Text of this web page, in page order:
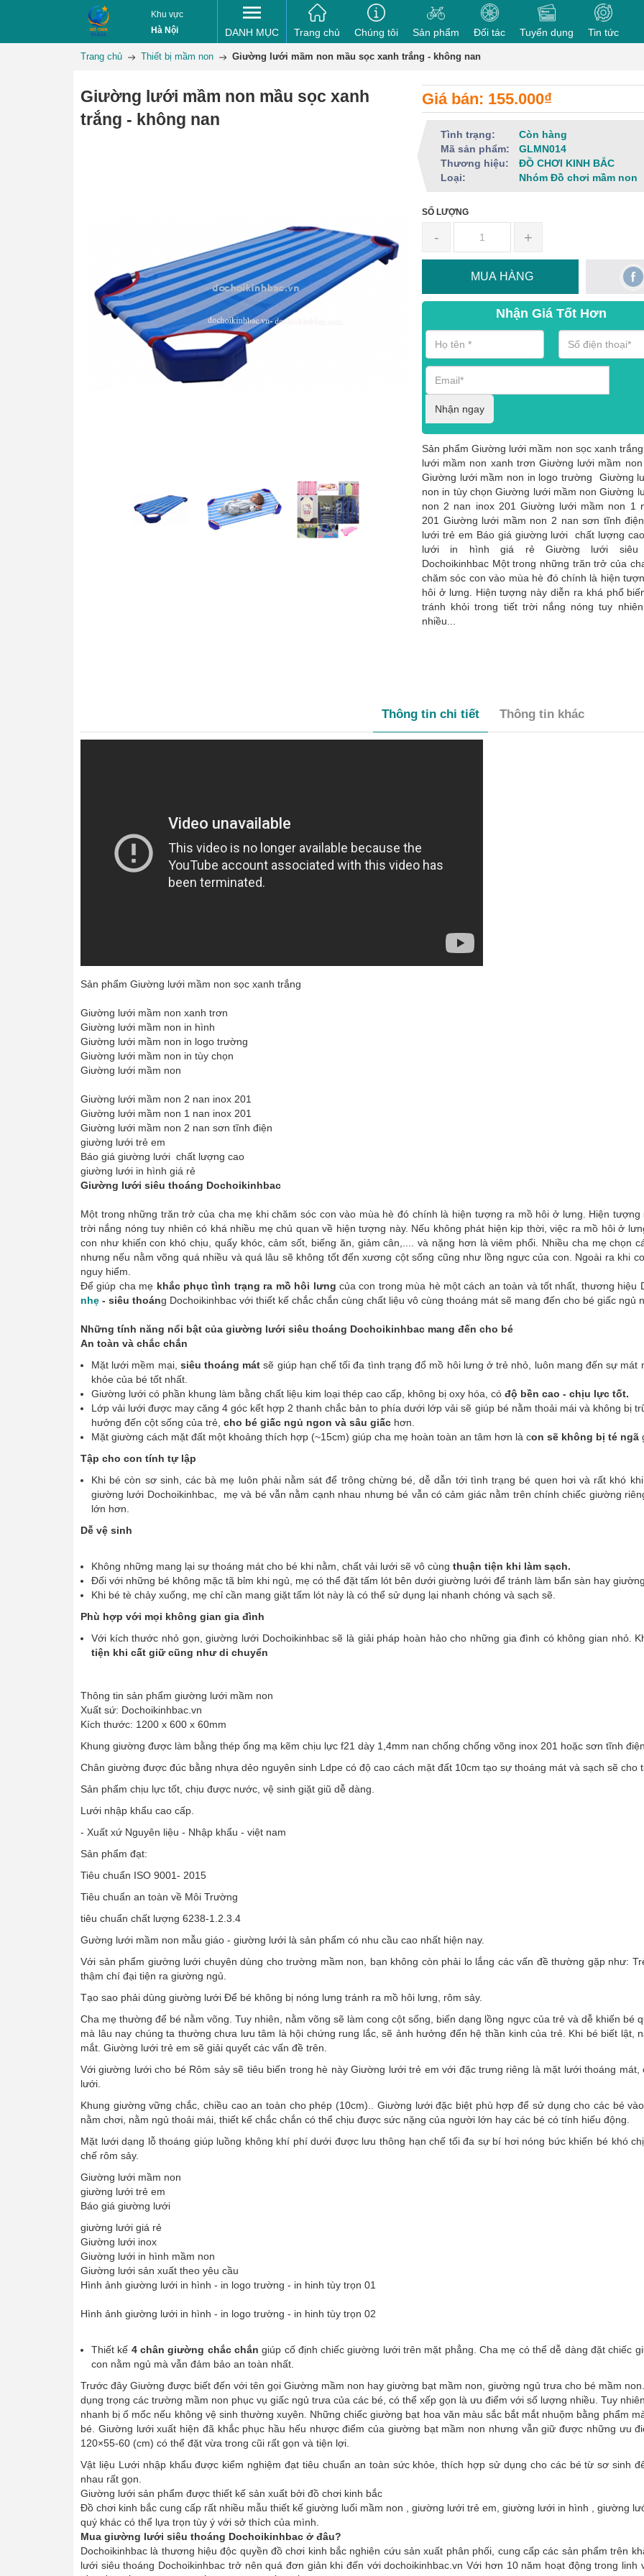
Khu vực
Hà Nội
DANH MỤC Trang chủ Chúng tôi Sản phẩm Đối tác Tuyển dụng Tin tức
Trang chủ Thiết bị mầm non Giường lưới mầm non mầu sọc xanh trắng - không nan
Giường lưới mầm non mầu sọc xanh
trắng - không nan
Giá bán: 155.000₫
Tình trạng:
Còn hàng
Mã sản phẩm:
GLMN014
Thương hiệu:
ĐỒ CHƠI KINH BẮC
Loại:
Nhóm Đồ chơi mầm non
SỐ LƯỢNG
- +
MUA HÀNG
Nhận Giá Tốt Hơn
Nhận ngay
Sản phẩm Giường lưới mầm non sọc xanh
lưới mầm non xanh trơn Giường lưới mầm
Giường lưới mầm non in logo trường Giường
non in tùy chọn Giường lưới mầm non Giường
non 2 nan inox 201 Giường lưới mầm non 1
201 Giường lưới mầm non 2 nan sơn tĩnh
lưới trẻ em Báo giá giường lưới chất lượng
lưới in hình giá rẻ Giường lưới siêu
Dochoikinhbac Một trong những trăn trở của
chăm sóc con vào mùa hè đó chính là hiện
hôi ở lưng. Hiện tượng này diễn ra khá phổ
tránh khỏi trong tiết trời nắng nóng tuy
nhiều...
Thông tin chi tiết Thông tin khác
Sản phẩm Giường lưới mầm non sọc xanh trắng
Giường lưới mầm non xanh trơn
Giường lưới mầm non in hình
Giường lưới mầm non in logo trường
Giường lưới mầm non in tùy chọn
Giường lưới mầm non
Giường lưới mầm non 2 nan inox 201
Giường lưới mầm non 1 nan inox 201
Giường lưới mầm non 2 nan sơn tĩnh điện
giường lưới trẻ em
Báo giá giường lưới chất lượng cao
giường lưới in hình giá rẻ
Giường lưới siêu thoáng Dochoikinhbac
Một trong những trăn trở của cha mẹ khi chăm sóc con vào mùa hè đó chính là hiện tượng ra mồ hôi ở lưng. Hiện
trời nắng nóng tuy nhiên có khá nhiều mẹ chủ quan về hiện tượng này. Nếu không phát hiện kịp thời, việc ra mồ hôi ở
con như khiến con khó chịu, quấy khóc, cảm sốt, biếng ăn, giảm cân,.... và nặng hơn là viêm phổi. Nhiều cha mẹ chọn
nhưng nếu nằm võng quá nhiều và quá lâu sẽ không tốt đến xương cột sống cũng như lồng ngực của con. Ngoài ra khi
nguy hiểm.
Để giúp cha mẹ khắc phục tình trạng ra mồ hôi lưng của con trong mùa hè một cách an toàn và tốt nhất, thương
nhẹ - siêu thoáng Dochoikinhbac với thiết kế chắc chắn cùng chất liệu vô cùng thoáng mát sẽ mang đến cho bé giấc ngủ
Những tính năng nổi bật của giường lưới siêu thoáng Dochoikinhbac mang đến cho bé
An toàn và chắc chắn
Mặt lưới mềm mại, siêu thoáng mátsẽ giúp hạn chế tối đa tình trạng đổ mồ hôi lưng ở trẻ nhỏ, luôn mang đến sự
khỏe của bé tốt nhất.
Giường lưới có phần khung làm bằng chất liệu kim loại thép cao cấp, không bị oxy hóa, có độ bền cao - chịu lực tốt.
Lớp vải lưới được may căng 4 góc kết hợp 2 thanh chắc bản to phía dưới lớp vải sẽ giúp bé nằm thoải mái và không bị
hưởng đến cột sống của trẻ, cho bé giấc ngủ ngon và sâu giấc hơn.
Mặt giường cách mặt đất một khoảng thích hợp (~15cm) giúp cha mẹ hoàn toàn an tâm hơn là con sẽ không bị té ngã
Tập cho con tính tự lập
Khi bé còn sơ sinh, các bà mẹ luôn phải nằm sát để trông chừng bé, dễ dẫn tới tình trạng bé quen hơi và rất khó
giường lưới Dochoikinhbac, mẹ và bé vẫn nằm cạnh nhau nhưng bé vẫn có cảm giác nằm trên chính chiếc giường
lớn hơn.
Dễ vệ sinh
Không những mang lại sự thoáng mát cho bé khi nằm, chất vải lưới sẽ vô cùng thuận tiện khi làm sạch.
Đối với những bé không mặc tã bỉm khi ngủ, mẹ có thể đặt tấm lót bên dưới giường lưới để tránh làm bẩn sàn hay
Khi bé tè chảy xuống, mẹ chỉ cần mang giặt tấm lót này là có thể sử dụng lại nhanh chóng và sạch sẽ.
Phù hợp với mọi không gian gia đình
Với kích thước nhỏ gọn, giường lưới Dochoikinhbac sẽ là giải pháp hoàn hảo cho những gia đình có không gian nhỏ.
tiện khi cất giữ cũng như di chuyển
Thông tin sản phẩm giường lưới mầm non
Xuất sứ: Dochoikinhbac.vn
Kích thước: 1200 x 600 x 60mm
Khung giường được làm bằng thép ống mạ kẽm chịu lực f21 dày 1,4mm nan chống chống võng inox 201 hoặc sơn tĩnh điện
Chân giường được đúc bằng nhựa dẻo nguyên sinh Ldpe có độ cao cách mặt đất 10cm tạo sự thoáng mát và sạch sẽ cho
Sản phẩm chịu lực tốt, chịu được nước, vệ sinh giặt giũ dễ dàng.
Lưới nhập khẩu cao cấp.
- Xuất xứ Nguyên liệu - Nhập khẩu - việt nam
Sản phẩm đạt:
Tiêu chuẩn ISO 9001- 2015
Tiêu chuẩn an toàn về Môi Trường
tiêu chuẩn chất lượng 6238-1.2.3.4
Gường lưới mầm non mẫu giáo - giường lưới là sản phẩm có nhu cầu cao nhất hiện nay.
Với sản phẩm giường lưới chuyên dùng cho trường mầm non, bạn không còn phải lo lắng các vấn đề thường gặp như:
thậm chí đại tiện ra giường ngủ.
Tạo sao phải dùng giường lưới Để bé không bị nóng lưng tránh ra mồ hôi lưng, rôm sảy.
Cha mẹ thường để bé nằm võng. Tuy nhiên, nằm võng sẽ làm cong cột sống, biến dạng lồng ngực của trẻ và dễ khiến bé
mà lâu nay chúng ta thường chưa lưu tâm là hội chứng rung lắc, sẽ ảnh hưởng đến hệ thần kinh của trẻ. Khi bé biết lật,
mắt. Giường lưới trẻ em sẽ giải quyết các vấn đề trên.
Với giường lưới cho bé Rôm sảy sẽ tiêu biến trong hè này Giường lưới trẻ em với đặc trưng riêng là mặt lưới thoáng
lưới.
Khung giường vững chắc, chiều cao an toàn cho phép (10cm).. Giường lưới đặc biệt phù hợp để sử dụng cho các bé
nằm chơi, nằm ngủ thoải mái, thiết kế chắc chắn có thể chịu được sức nặng của người lớn hay các bé có tính hiếu động.
Mặt lưới dạng lỗ thoáng giúp luồng không khí phí dưới được lưu thông hạn chế tối đa sự bí hơi nóng bức khiến bé khó
chế rôm sảy.
Giường lưới mầm non
giường lưới trẻ em
Báo giá giường lưới
giường lưới giá rẻ
Giường lưới inox
Giường lưới in hình mầm non
Giường lưới sản xuất theo yêu cầu
Hình ảnh giường lưới in hình - in logo trường - in hinh tùy trọn 01
Hình ảnh giường lưới in hình - in logo trường - in hinh tùy trọn 02
Thiết kế 4 chân giường chắc chắn giúp cố định chiếc giường lưới trên mặt phẳng. Cha mẹ có thể dễ dàng đặt chiếc
con nằm ngủ mà vẫn đảm bảo an toàn nhất.
Trước đây Giường được biết đến với tên gọi Giường mầm non hay giường bạt mầm non, giường ngủ trưa cho bé mầm
dụng trọng các trường mầm non phục vụ giấc ngủ trưa của các bé, có thể xếp gọn là ưu điểm với số lượng nhiều. Tuy
nhanh bị ố mốc nếu không vệ sinh thường xuyên. Những chiếc giường bạt hoa văn màu sắc bắt mắt nhuộm bằng phẩm
bé. Giường lưới xuất hiện đã khắc phục hầu hếu nhược điểm của giường bạt mầm non nhưng vẫn giữ được những ưu
120×55-60 (cm) có thể đặt vừa trong cũi rất gọn và tiện lợi.
Vật liệu Lưới nhập khẩu được kiểm nghiệm đạt tiêu chuẩn an toàn sức khỏe, thích hợp sử dụng cho các bé từ sơ sinh
nhau rất gọn.
Giường lưới sản phẩm được thiết kế sản xuất bởi đồ chơi kinh bắc
Đồ chơi kinh bắc cung cấp rất nhiều mẫu thiết kế giường luối mầm non , giường lưới trẻ em, giường lưới in hình , giường
quý khác có thể lựa trọn tùy ý với sở thích của mình.
Mua giường lưới siêu thoáng Dochoikinhbac ở đâu?
Dochoikinhbac là thương hiệu độc quyền đồ chơi kinh bắc nghiên cứu sản xuất phân phối, cung cấp các sản phẩm trên
lưới siêu thoáng Dochoikinhbac trở nên quá đơn giản khi đến với dochoikinhbac.vn Với hơn 10 năm hoạt động trong